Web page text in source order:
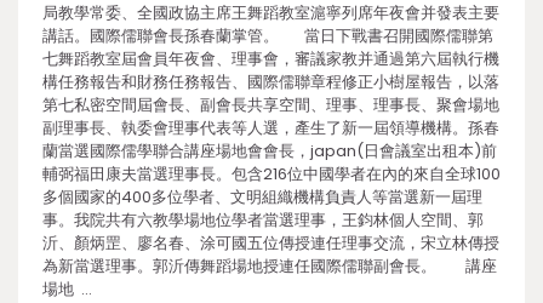
局教學常委、全國政協主席王舞蹈教室滬寧列席年夜會并發表主要
講話。國際儒聯會長孫春蘭掌管。 當日下戰書召開國際儒聯第
七舞蹈教室屆會員年夜會、理事會，審議家教并通過第六屆執行機
構任務報告和財務任務報告、國際儒聯章程修正小樹屋報告，以落
第七私密空間屆會長、副會長共享空間、理事、理事長、聚會場地
副理事長、執委會理事代表等人選，產生了新一屆領導機構。孫春
蘭當選國際儒學聯合講座場地會會長，japan(日會議室出租本)前
輔弼福田康夫當選理事長。包含216位中國學者在內的來自全球100
多個國家的400多位學者、文明組織機構負責人等當選新一屆理
事。我院共有六教學場地位學者當選理事，王鈞林個人空間、郭
沂、顏炳罡、廖名春、涂可國五位傳授連任理事交流，宋立林傳授
為新當選理事。郭沂傳舞蹈場地授連任國際儒聯副會長。 講座
場地 …